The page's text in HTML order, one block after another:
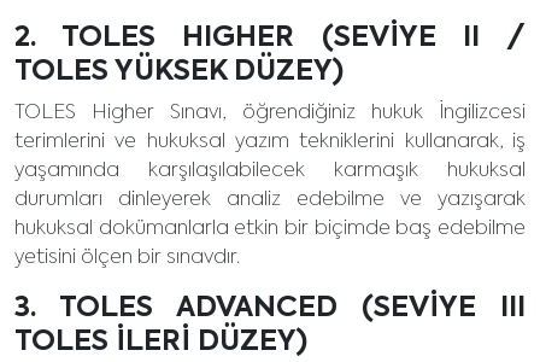
2. TOLES HIGHER (SEVİYE II /
TOLES YÜKSEK DÜZEY)
TOLES Higher Sınavı, öğrendiğiniz hukuk İngilizcesi
terimlerini ve hukuksal yazım tekniklerini kullanarak, iş
yaşamında karşılaşılabilecek karmaşık hukuksal
durumları dinleyerek analiz edebilme ve yazışarak
hukuksal dokümanlarla etkin bir biçimde baş edebilme
yetisini ölçen bir sınavdır.
3. TOLES ADVANCED (SEVİYE III
TOLES İLERİ DÜZEY)